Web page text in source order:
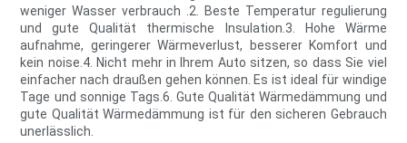
weniger Wasser verbrauch .2. Beste Temperatur regulierung
und gute Qualität thermische Insulation.3. Hohe Wärme
aufnahme, geringerer Wärmeverlust, besserer Komfort und
kein noise.4. Nicht mehr in Ihrem Auto sitzen, so dass Sie viel
einfacher nach draußen gehen können. Es ist ideal für windige
Tage und sonnige Tags.6. Gute Qualität Wärmedämmung und
gute Qualität Wärmedämmung ist für den sicheren Gebrauch
unerlässlich.